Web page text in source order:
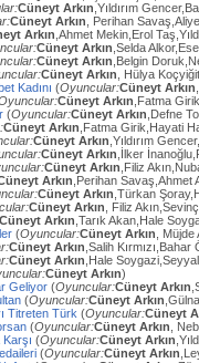
Cüneyt Arkın ,Yıldırım
Cüneyt Arkın , Perihan
Arkın ,Ahmet Mekin,Erol
Cüneyt Arkın ,Selda
Cüneyt Arkın ,Belgin
Cüneyt Arkın , Hülya
Kadını (Oyuncular:Cüneyt Arkın
Cüneyt Arkın ,Fatma
(Oyuncular:Cüneyt Arkın ,Defne
Cüneyt Arkın ,Fatma Girik,Hayati
Cüneyt Arkın ,Yıldırım
Cüneyt Arkın ,İlker
Cüneyt Arkın ,Filiz
Arkın ,Perihan
Cüneyt Arkın ,Türkan
Cüneyt Arkın , Filiz
Cüneyt Arkın ,Tarık Akan,Hale
(Oyuncular:Cüneyt Arkın ,
Cüneyt Arkın ,Salih
Cüneyt Arkın ,Hale
Cüneyt Arkın)
Geliyor (Oyuncular:Cüneyt Arkın
(Oyuncular:Cüneyt Arkın
Titreten Türk (Oyuncular:Cüneyt
(Oyuncular:Cüneyt Arkın ,
(Oyuncular:Cüneyt Arkın
(Oyuncular:Cüneyt Arkın